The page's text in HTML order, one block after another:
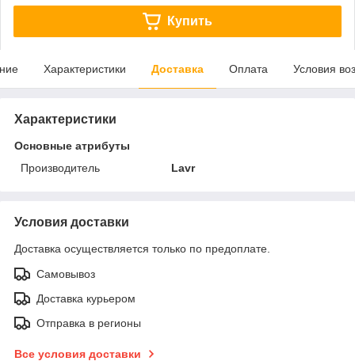
Купить
Характеристики Доставка Оплата Условия
Характеристики
Основные атрибуты
Производитель
Lavr
Условия доставки
Доставка осуществляется только по предоплате.
Самовывоз
Доставка курьером
Отправка в регионы
Все условия доставки